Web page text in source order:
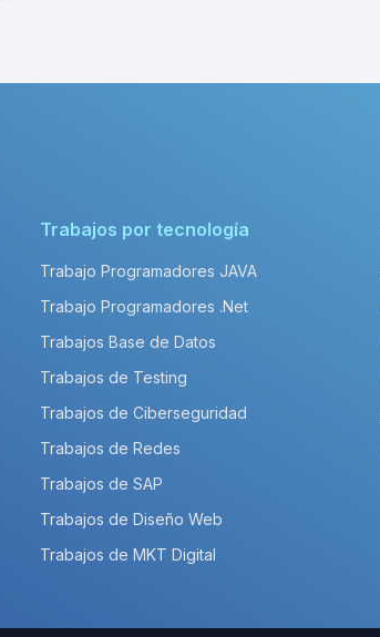
Trabajos por tecnología
Trabajo Programadores JAVA
Trabajo Programadores .Net
Trabajos Base de Datos
Trabajos de Testing
Trabajos de Ciberseguridad
Trabajos de Redes
Trabajos de SAP
Trabajos de Diseño Web
Trabajos de MKT Digital